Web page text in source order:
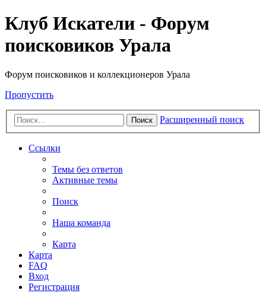
Клуб Искатели - Форум
поисковиков Урала
Форум поисковиков и коллекционеров Урала
Пропустить
Поиск Расширенный поиск
Ссылки
Темы без ответов
Активные темы
Поиск
Наша команда
Карта
Карта
FAQ
Вход
Регистрация